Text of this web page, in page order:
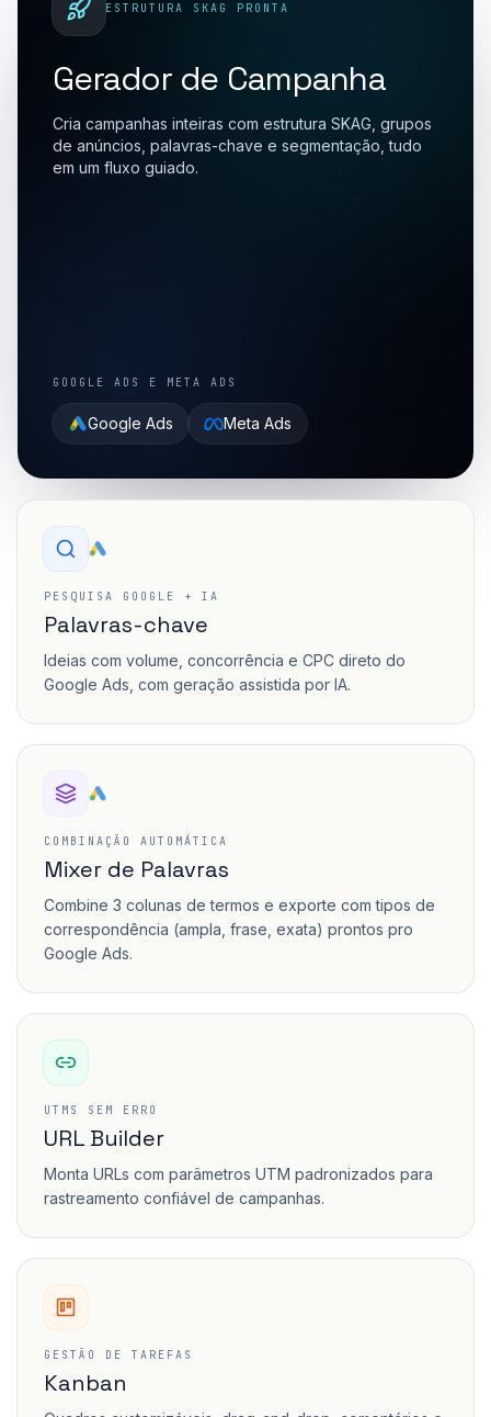
ESTRUTURA SKAG PRONTA
Gerador de Campanha
Cria campanhas inteiras com estrutura SKAG, grupos
de anúncios, palavras-chave e segmentação, tudo
em um fluxo guiado.
GOOGLE ADS E META ADS
Google Ads Meta Ads
PESQUISA GOOGLE + IA
Palavras-chave
Ideias com volume, concorrência e CPC direto do
Google Ads, com geração assistida por IA.
COMBINAÇÃO AUTOMÁTICA
Mixer de Palavras
Combine 3 colunas de termos e exporte com tipos de
correspondência (ampla, frase, exata) prontos pro
Google Ads.
UTMS SEM ERRO
URL Builder
Monta URLs com parâmetros UTM padronizados para
rastreamento confiável de campanhas.
GESTÃO DE TAREFAS
Kanban